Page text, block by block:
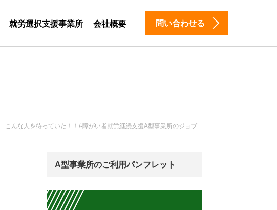
就労選択支援事業所 会社概要 問い合わせる
こんな人を待っていた！！/-障がい者就労継続支援A型事業所のジョブ
A型事業所のご利用パンフレット